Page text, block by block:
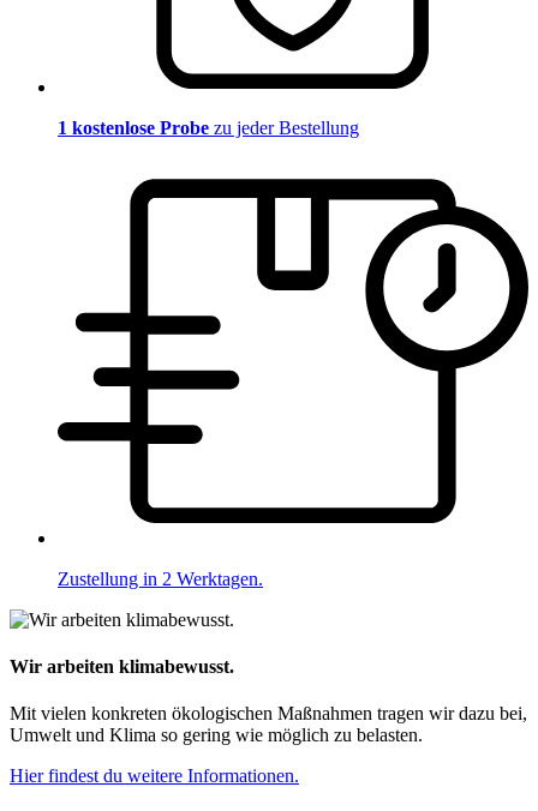
1 kostenlose Probe zu jeder Bestellung
Zustellung in 2 Werktagen.
Wir arbeiten klimabewusst.
Mit vielen konkreten ökologischen Maßnahmen tragen wir dazu bei,
Umwelt und Klima so gering wie möglich zu belasten.
Hier findest du weitere Informationen.